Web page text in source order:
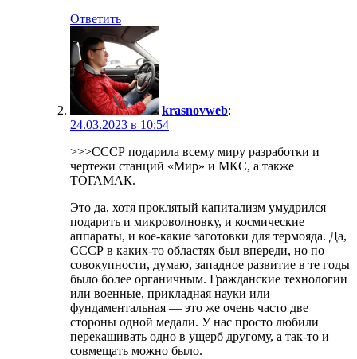
Ответить
krasnovweb:
24.03.2023 в 10:54
>>>СССР подарила всему миру разработки и
чертежи станций «Мир» и МКС, а также
ТОГАМАК.
Это да, хотя проклятый капитализм умудрился
подарить и микроволновку, и космические
аппараты, и кое-какие заготовки для термояда. Да,
СССР в каких-то областях был впереди, но по
совокупности, думаю, западное развитие в те годы
было более органичным. Гражданские технологии
или военные, прикладная науки или
фундаментальная — это же очень часто две
стороны одной медали. У нас просто любили
перекашивать одно в ущерб другому, а так-то и
совмещать можно было.